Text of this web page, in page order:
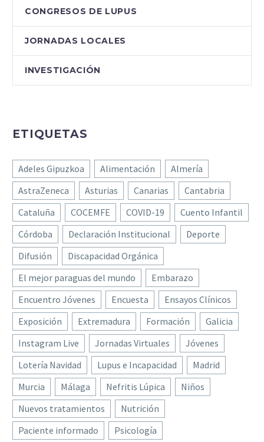
CONGRESOS DE LUPUS
JORNADAS LOCALES
INVESTIGACIÓN
ETIQUETAS
Adeles Gipuzkoa Alimentación
Almería
AstraZeneca
Asturias Canarias
Cantabria
Cataluña
COCEMFE COVID-19
Cuento Infantil
Córdoba
Declaración Institucional
Deporte
Difusión
Discapacidad Orgánica
El mejor paraguas del mundo
Embarazo
Encuentro Jóvenes
Encuesta
Ensayos Clínicos
Exposición
Extremadura Formación
Galicia
Instagram Live
Jornadas Virtuales
Jóvenes
Lotería Navidad
Lupus e Incapacidad
Madrid
Murcia
Málaga Nefritis Lúpica
Niños
Nuevos tratamientos
Nutrición
Paciente informado
Psicología